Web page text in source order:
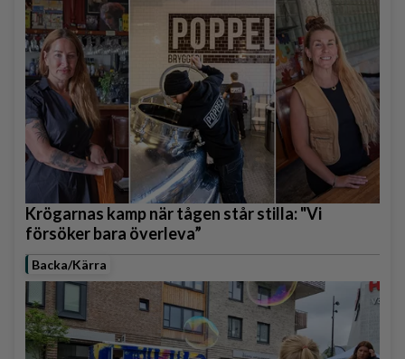
Krögarnas kamp när tågen står stilla: "Vi
försöker bara överleva”
Backa/Kärra